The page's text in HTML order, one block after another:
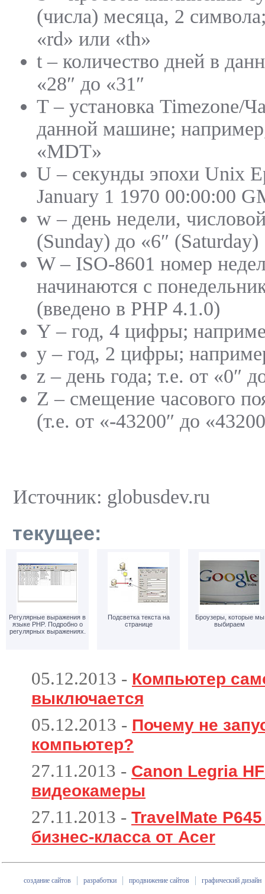
(числа) месяца, 2
«rd» или «th»
t – количество дней в
«28″ до «31″
T – установка Timezone/
данной машине;
«MDT»
U – секунды эпохи Unix
January 1 1970 00:00:00
w – день недели,
(Sunday) до «6″ (Saturday)
W – ISO-8601 номер
начинаются с
(введено в PHP 4.1.0)
Y – год, 4 цифры;
y – год, 2 цифры;
z – день года; т.е. от «0″
Z – смещение часового
(т.е. от «-43200″ до
Источник: globusdev.ru
текущее:
Регулярные выражения в
языке PHP. Подробно о
регулярных выражениях.
Подсветка текста на
странице
Броузеры, которые мы
выбираем
05.12.2013 - Компьютер
выключается
05.12.2013 - Почему не
компьютер?
27.11.2013 - Canon Legria
видеокамеры
27.11.2013 - TravelMate
бизнес-класса от Acer
создание сайтов разработки продвижение сайтов графический дизайн